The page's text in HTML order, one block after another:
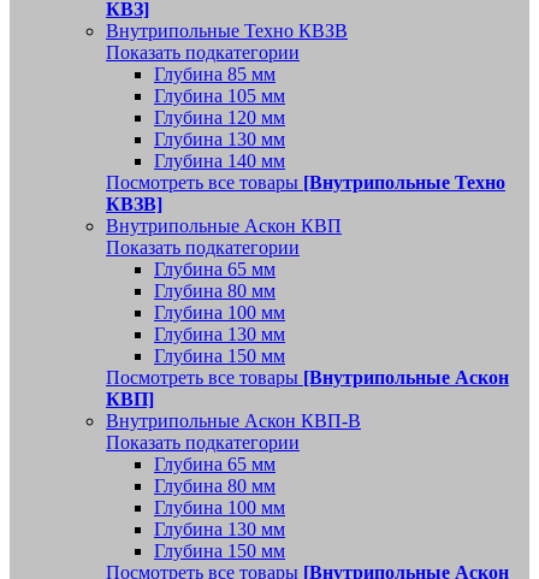
КВЗ]
Внутрипольные Техно КВЗВ
Показать подкатегории
Глубина 85 мм
Глубина 105 мм
Глубина 120 мм
Глубина 130 мм
Глубина 140 мм
Посмотреть все товары [Внутрипольные Техно
КВЗВ]
Внутрипольные Аскон КВП
Показать подкатегории
Глубина 65 мм
Глубина 80 мм
Глубина 100 мм
Глубина 130 мм
Глубина 150 мм
Посмотреть все товары [Внутрипольные Аскон
КВП]
Внутрипольные Аскон КВП-В
Показать подкатегории
Глубина 65 мм
Глубина 80 мм
Глубина 100 мм
Глубина 130 мм
Глубина 150 мм
Посмотреть все товары [Внутрипольные Аскон